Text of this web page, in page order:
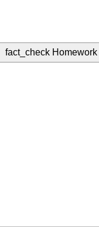
fact_check Homework